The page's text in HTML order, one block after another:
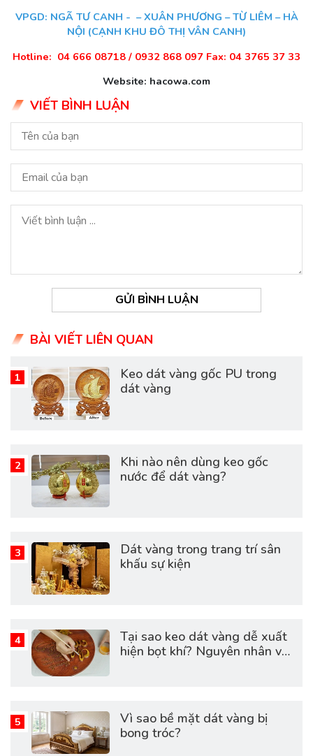
VPGD: NGÃ TƯ CANH - – XUÂN PHƯƠNG – TỪ LIÊM – HÀ
NỘI (CẠNH KHU ĐÔ THỊ VÂN CANH)
Hotline: 04 666 08718 / 0932 868 097 Fax: 04 3765 37 33
Website: hacowa.com
VIẾT BÌNH LUẬN
GỬI BÌNH LUẬN
BÀI VIẾT LIÊN QUAN
Keo dát vàng gốc PU trong
dát vàng
Khi nào nên dùng keo gốc
nước để dát vàng?
Dát vàng trong trang trí sân
khấu sự kiện
Tại sao keo dát vàng dễ xuất
hiện bọt khí? Nguyên nhân và
Vì sao bề mặt dát vàng bị
bong tróc?